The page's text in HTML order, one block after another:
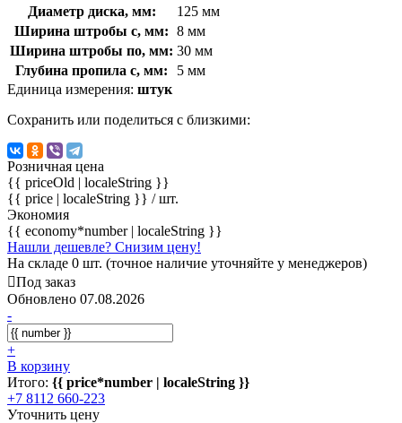
Диаметр диска, мм:
125 мм
Ширина штробы с, мм: 8 мм
Ширина штробы по, мм: 30 мм
Глубина пропила с, мм:
5 мм
Единица измерения: штук
Сохранить или поделиться с близкими:
Розничная цена
{{ priceOld | localeString }}
{{ price | localeString }} / шт.
Экономия
{{ economy*number | localeString }}
Нашли дешевле? Снизим цену!
На складе 0 шт. (точное наличие уточняйте у менеджеров)
Под заказ
Обновлено 07.08.2026
-
+
В корзину
Итого: {{ price*number | localeString }}
+7 8112 660-223
Уточнить цену